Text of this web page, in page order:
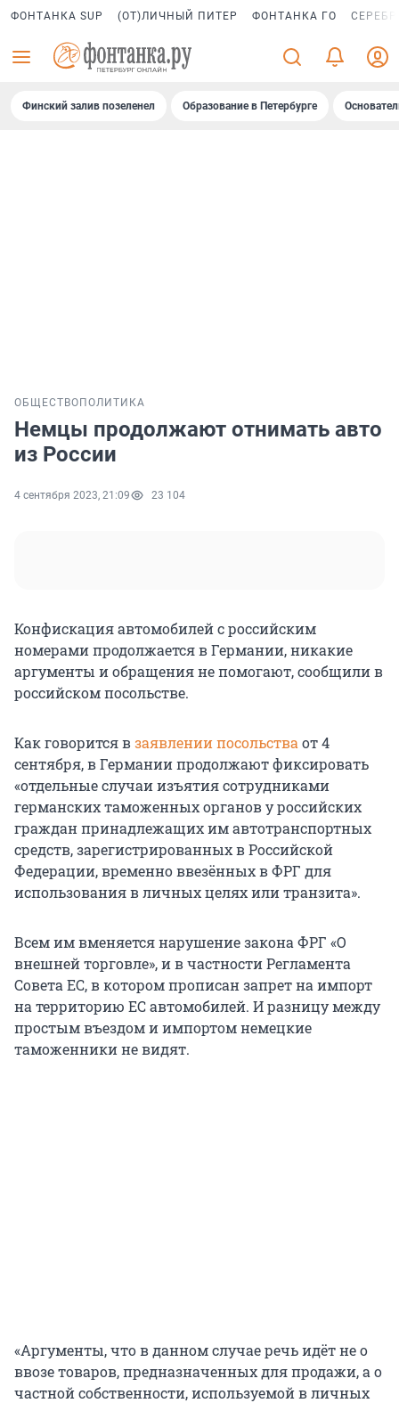
ФОНТАНКА SUP (ОТ)ЛИЧНЫЙ ПИТЕР ФОНТАНКА ГО
Финский залив позеленел Образование в Петербурге
ОБЩЕСТВО ПОЛИТИКА
Немцы продолжают отнимать авто
из России
4 сентября 2023, 21:09 23 104
Конфискация автомобилей с российским
номерами продолжается в Германии, никакие
аргументы и обращения не помогают, сообщили в
российском посольстве.
Как говорится взаявлении посольства от 4
сентября, в Германии продолжают фиксировать
«отдельные случаи изъятия сотрудниками
германских таможенных органов у российских
граждан принадлежащих им автотранспортных
средств, зарегистрированных в Российской
Федерации, временно ввезённых в ФРГ для
использования в личных целях или транзита».
Всем им вменяется нарушение закона ФРГ «О
внешней торговле», и в частности Регламента
Совета ЕС, в котором прописан запрет на импорт
на территорию ЕС автомобилей. И разницу между
простым въездом и импортом немецкие
таможенники не видят.
«Аргументы, что в данном случае речь идёт не о
ввозе товаров, предназначенных для продажи, а о
частной собственности, используемой в личных